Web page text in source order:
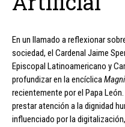
En un llamado a reflexionar
sociedad, el Cardenal Jaime
Episcopal Latinoamericano y
profundizar en la encíclica
recientemente por el Papa
prestar atención a la dignidad
influenciado por la